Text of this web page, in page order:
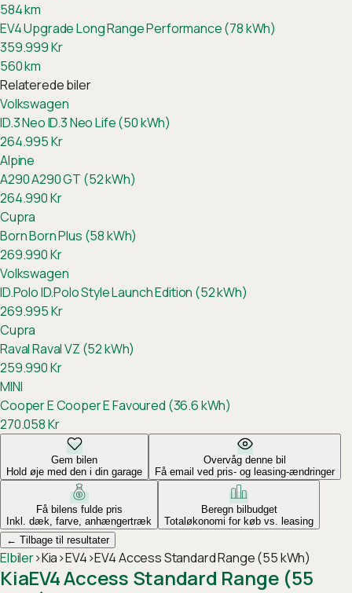
584km
EV4 Upgrade Long Range Performance (78 kWh)
359.999Kr
560km
Relaterede biler
Volkswagen
ID.3 NeoID.3 Neo Life (50 kWh)
264.995Kr
Alpine
A290A290 GT (52 kWh)
264.990Kr
Cupra
BornBorn Plus (58 kWh)
269.990Kr
Volkswagen
ID.PoloID.Polo Style Launch Edition (52 kWh)
269.995Kr
Cupra
RavalRaval VZ (52 kWh)
259.990Kr
MINI
Cooper ECooper E Favoured (36.6 kWh)
270.058Kr
Gem bilen
Hold øje med den i din garage
Overvåg denne bil
Få email ved pris- og leasing-ændringer
Få bilens fulde pris
Inkl. dæk, farve, anhængertræk
Beregn bilbudget
Totaløkonomi for køb vs. leasing
← Tilbage til resultater
Elbiler›Kia›EV4›EV4 Access Standard Range (55 kWh)
KiaEV4 Access Standard Range (55